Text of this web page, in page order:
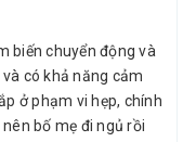
biến chuyển động và
có khả năng cảm
ở phạm vi hẹp, chính
bố mẹ đi ngủ rồi